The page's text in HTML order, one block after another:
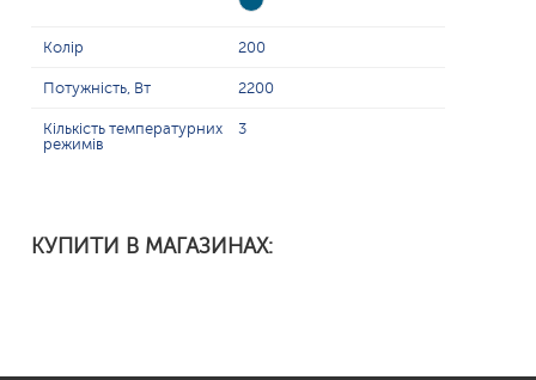
Колір 200
Потужність, Вт 2200
Кількість температурних
режимів
3
КУПИТИ В МАГАЗИНАХ: